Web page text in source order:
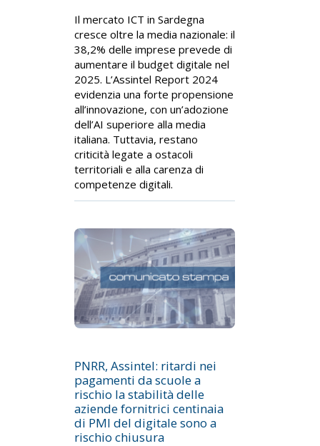
Il mercato ICT in Sardegna
cresce oltre la media nazionale: il
38,2% delle imprese prevede di
aumentare il budget digitale nel
2025. L’Assintel Report 2024
evidenzia una forte propensione
all’innovazione, con un’adozione
dell’AI superiore alla media
italiana. Tuttavia, restano
criticità legate a ostacoli
territoriali e alla carenza di
competenze digitali.
PNRR, Assintel: ritardi nei
pagamenti da scuole a
rischio la stabilità delle
aziende fornitrici centinaia
di PMI del digitale sono a
rischio chiusura